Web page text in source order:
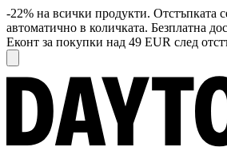
-22% на всички продукти. Отстъпката
автоматично в количката. Безплатна
Еконт за покупки над 49 EUR след